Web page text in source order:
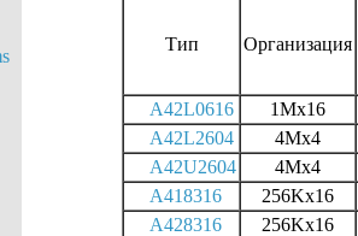
Тип Организация
A42L0616
1Mx16
A42L2604
4Mx4
A42U2604
4Mx4
A418316
256Kx16
A428316
256Kx16